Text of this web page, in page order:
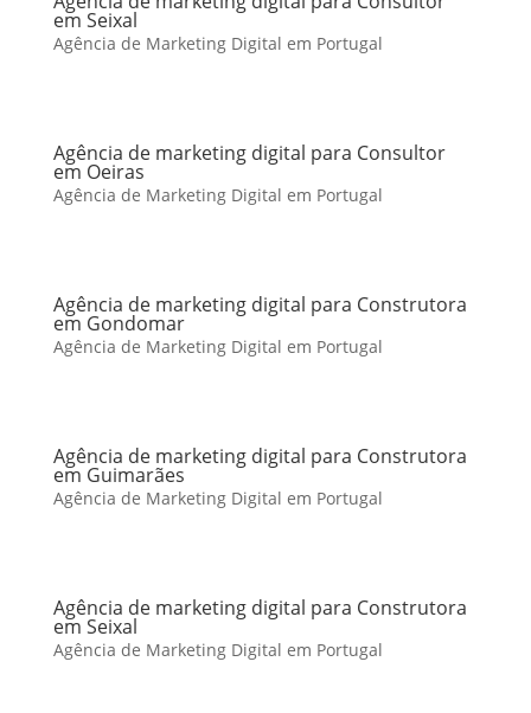
em Seixal
Agência de Marketing Digital em Portugal
Agência de marketing digital para Consultor
em Oeiras
Agência de Marketing Digital em Portugal
Agência de marketing digital para Construtora
em Gondomar
Agência de Marketing Digital em Portugal
Agência de marketing digital para Construtora
em Guimarães
Agência de Marketing Digital em Portugal
Agência de marketing digital para Construtora
em Seixal
Agência de Marketing Digital em Portugal